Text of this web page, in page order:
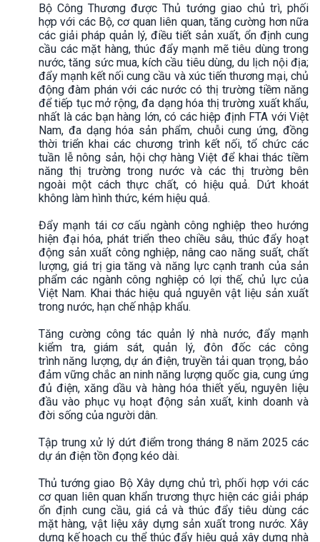
Bộ Công Thương được Thủ tướng giao chủ trì, phối
hợp với các Bộ, cơ quan liên quan, tăng cường hơn nữa
các giải pháp quản lý, điều tiết sản xuất, ổn định cung
cầu các mặt hàng, thúc đẩy mạnh mẽ tiêu dùng trong
nước, tăng sức mua, kích cầu tiêu dùng, du lịch nội địa;
đẩy mạnh kết nối cung cầu và xúc tiến thương mại, chủ
động đàm phán với các nước có thị trường tiềm năng
để tiếp tục mở rộng, đa dạng hóa thị trường xuất khẩu,
nhất là các bạn hàng lớn, có các hiệp định FTA với Việt
Nam, đa dạng hóa sản phẩm, chuỗi cung ứng, đồng
thời triển khai các chương trình kết nối, tổ chức các
tuần lễ nông sản, hội chợ hàng Việt để khai thác tiềm
năng thị trường trong nước và các thị trường bên
ngoài một cách thực chất, có hiệu quả. Dứt khoát
không làm hình thức, kém hiệu quả.
Đẩy mạnh tái cơ cấu ngành công nghiệp theo hướng
hiện đại hóa, phát triển theo chiều sâu, thúc đẩy hoạt
động sản xuất công nghiệp, nâng cao năng suất, chất
lượng, giá trị gia tăng và năng lực cạnh tranh của sản
phẩm các ngành công nghiệp có lợi thế, chủ lực của
Việt Nam. Khai thác hiệu quả nguyên vật liệu sản xuất
trong nước, hạn chế nhập khẩu.
Tăng cường công tác quản lý nhà nước, đẩy mạnh
kiểm tra, giám sát, quản lý, đôn đốc các công
trình năng lượng, dự án điện, truyền tải quan trọng, bảo
đảm vững chắc an ninh năng lượng quốc gia, cung ứng
đủ điện, xăng dầu và hàng hóa thiết yếu, nguyên liệu
đầu vào phục vụ hoạt động sản xuất, kinh doanh và
đời sống của người dân.
Tập trung xử lý dứt điểm trong tháng 8 năm 2025 các
dự án điện tồn đọng kéo dài.
Thủ tướng giao Bộ Xây dựng chủ trì, phối hợp với các
cơ quan liên quan khẩn trương thực hiện các giải pháp
ổn định cung cầu, giá cả và thúc đẩy tiêu dùng các
mặt hàng, vật liệu xây dựng sản xuất trong nước. Xây
dựng kế hoạch cụ thể thúc đẩy hiệu quả xây dựng nhà